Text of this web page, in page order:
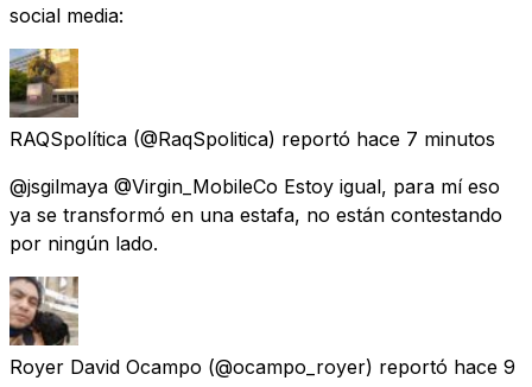
social media:
RAQSpolítica (@RaqSpolitica) reportó hace 7 minutos
@jsgilmaya @Virgin_MobileCo Estoy igual, para mí eso
ya se transformó en una estafa, no están contestando
por ningún lado.
Royer David Ocampo (@ocampo_royer) reportó hace 9